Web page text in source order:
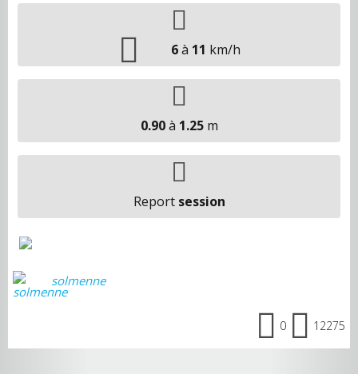
6à 11 km/h
0.90à 1.25m
Report session
solmenne
0 12275